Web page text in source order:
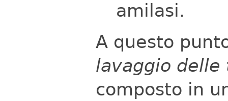
amilasi.
A questo
lavaggio delle
composto in